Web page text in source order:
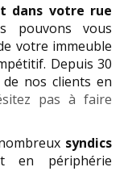
dans votre rue
pouvons vous
votre immeuble
Depuis 30
nos clients en
pas à faire
syndics
en périphérie